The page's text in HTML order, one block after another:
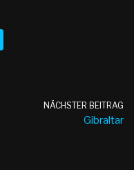
NÄCHSTER BEITRAG
Gibraltar